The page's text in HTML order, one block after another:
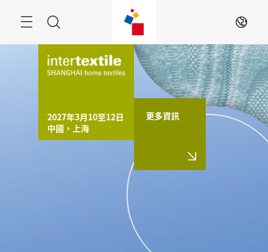
索
ZH
2027年3月10至12日
中國，上海
更多資訊